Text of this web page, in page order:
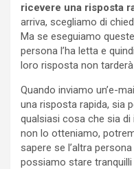
ricevere una risposta
arriva, scegliamo di
Ma se eseguiamo
persona l’ha letta e
loro risposta non tarderà
Quando inviamo un’e-
una risposta rapida, sia
qualsiasi cosa che sia
non lo otteniamo,
sapere se l’altra
possiamo stare